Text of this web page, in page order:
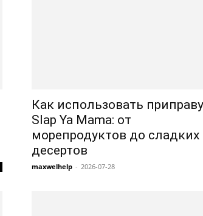
Как использовать приправу
Slap Ya Mama: от
морепродуктов до сладких
десертов
maxwelhelp - 2026-07-28